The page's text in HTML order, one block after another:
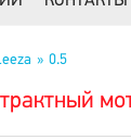
0.5